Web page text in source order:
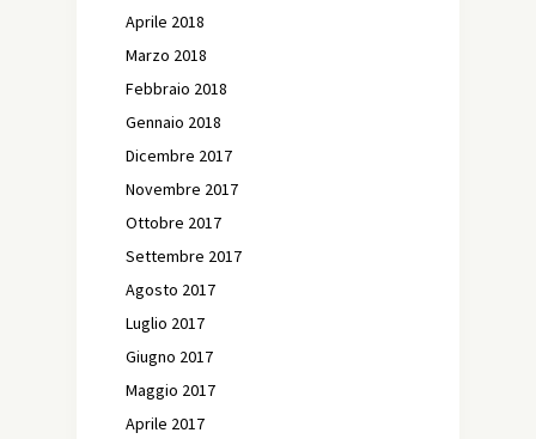
Aprile 2018
Marzo 2018
Febbraio 2018
Gennaio 2018
Dicembre 2017
Novembre 2017
Ottobre 2017
Settembre 2017
Agosto 2017
Luglio 2017
Giugno 2017
Maggio 2017
Aprile 2017